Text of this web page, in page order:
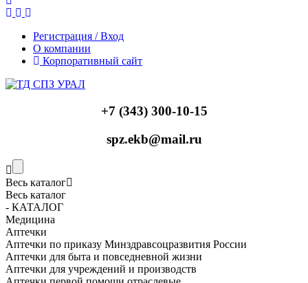
Регистрация / Вход
О компании
Корпоративный сайт
+7 (343) 300-10-15
spz.ekb@mail.ru
Весь каталог
Весь каталог
- КАТАЛОГ
Медицина
Аптечки
Аптечки по приказу Минздравсоцразвития России
Аптечки для быта и повседневной жизни
Аптечки для учреждений и производств